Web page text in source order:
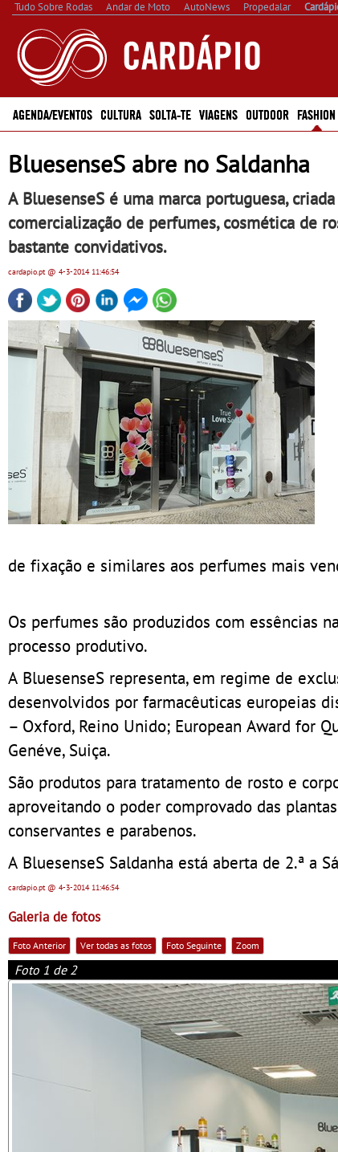
Tudo Sobre Rodas Andar de Moto AutoNews Propedalar
AGENDA/EVENTOS CULTURA SOLTA-TE VIAGENS OUTDOOR FASHION
BluesenseS abre no Saldanha
A BluesenseS é uma marca portuguesa,
comercialização de perfumes, cosmética de
bastante convidativos.
cardapio.pt@ 4-3-201411:46:54
de fixação e similares aos perfumes mais
Os perfumes são produzidos com essências
processo produtivo.
A BluesenseS representa, em regime de
desenvolvidos por farmacêuticas europeias
– Oxford, Reino Unido; European Award for
Genéve, Suiça.
São produtos para tratamento de rosto e
aproveitando o poder comprovado das
conservantes e parabenos.
A BluesenseS Saldanha está aberta de 2.ª a
cardapio.pt@ 4-3-201411:46:54
Galeria de fotos
Foto Anterior Ver todas as fotos Foto Seguinte Zoom
Foto 1 de 2